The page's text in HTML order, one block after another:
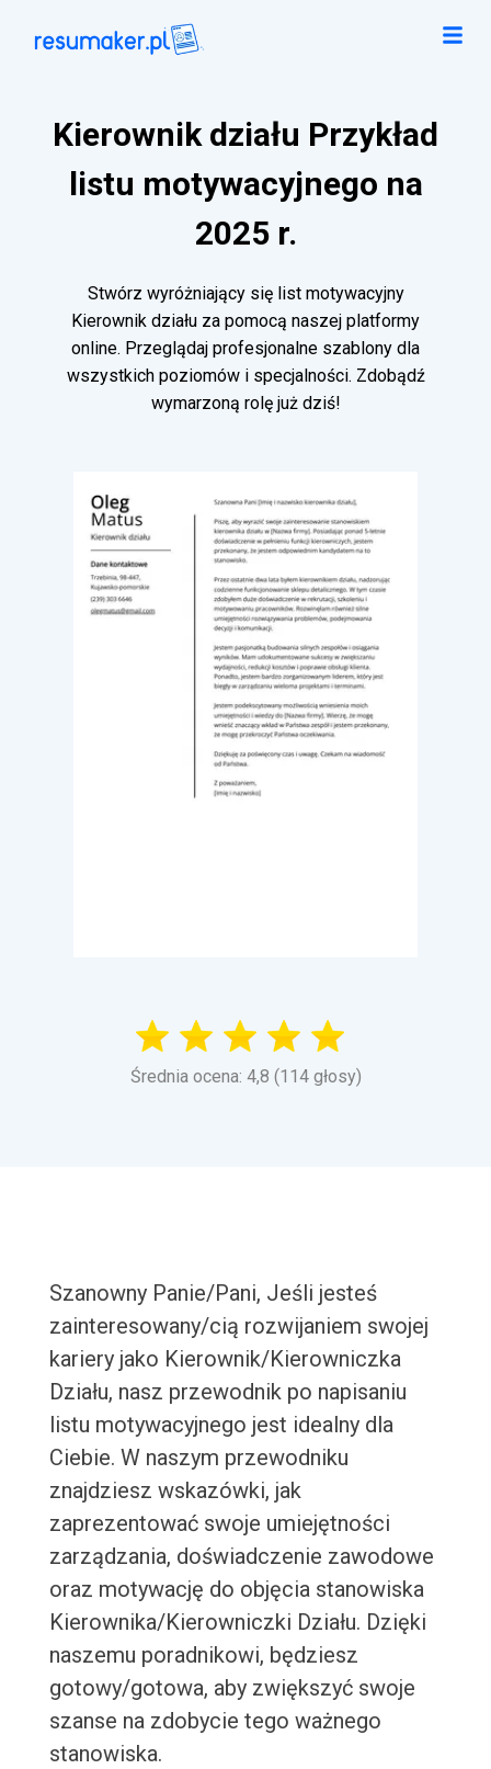
Kierownik działu Przykład
listu motywacyjnego na
2025 r.
Stwórz wyróżniający się list motywacyjny
Kierownik działu za pomocą naszej platformy
online. Przeglądaj profesjonalne szablony dla
wszystkich poziomów i specjalności. Zdobądź
wymarzoną rolę już dziś!
Średnia ocena: 4,8 (114 głosy)
Szanowny Panie/Pani, Jeśli jesteś
zainteresowany/cią rozwijaniem swojej
kariery jako Kierownik/Kierowniczka
Działu, nasz przewodnik po napisaniu
listu motywacyjnego jest idealny dla
Ciebie. W naszym przewodniku
znajdziesz wskazówki, jak
zaprezentować swoje umiejętności
zarządzania, doświadczenie zawodowe
oraz motywację do objęcia stanowiska
Kierownika/Kierowniczki Działu. Dzięki
naszemu poradnikowi, będziesz
gotowy/gotowa, aby zwiększyć swoje
szanse na zdobycie tego ważnego
stanowiska.